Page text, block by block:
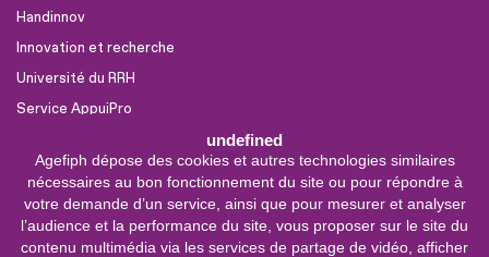
undefined
Agefiph dépose des cookies et autres technologies similaires
nécessaires au bon fonctionnement du site ou pour répondre à
votre demande d’un service, ainsi que pour mesurer et analyser
l’audience et la performance du site, vous proposer sur le site du
contenu multimédia via les services de partage de vidéo, afficher
Handinnov
Innovation et recherche
Université du RRH
Service AppuiPro
Nous suivre
Youtube
Linkedin